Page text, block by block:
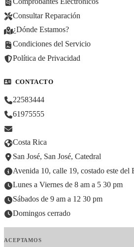
Consultar Reparación
¿Dónde Estamos?
Condiciones del Servicio
Política de Privacidad
CONTACTO
22583444
61975555
Costa Rica
San José, San José, Catedral
Avenida 10, calle 19, costado este del
Lunes a Viernes de 8 am a 5 30 pm
Sábados de 9 am a 12 30 pm
Domingos cerrado
ACEPTAMOS